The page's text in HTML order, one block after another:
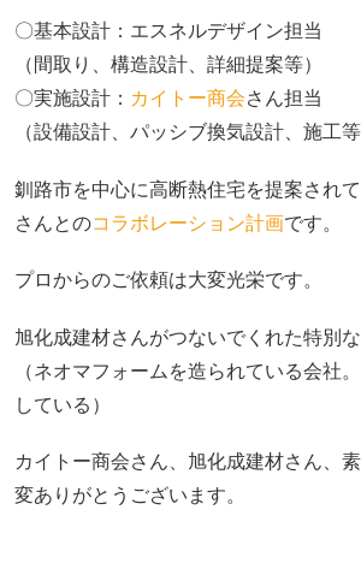
〇基本設計：エスネルデザイン担当
（間取り、構造設計、詳細提案等）
〇実施設計： カイトー商会さん担当
（設備設計、パッシブ換気設計、施工等
釧路市を中心に高断熱住宅を提案され
さんとのコラボレーション計画です。
プロからのご依頼は大変光栄です。
旭化成建材さんがつないでくれた特別な
（ネオマフォームを造られている会社
している）
カイトー商会さん、旭化成建材さん、
変ありがとうございます。